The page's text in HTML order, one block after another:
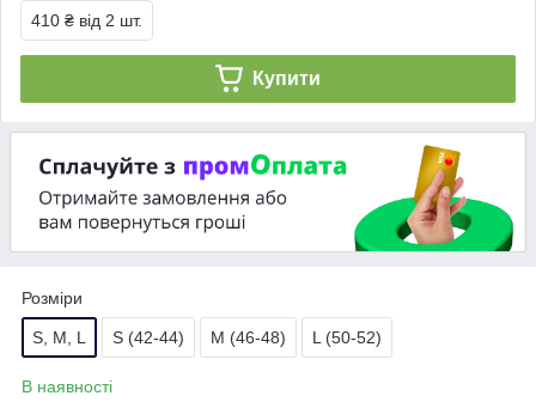
410 ₴ від 2 шт.
Купити
Розміри
S, M, L S (42-44) M (46-48) L (50-52)
В наявності